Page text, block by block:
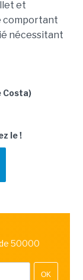
et
comportant
nécessitant
Costa)
le !
50000
OK